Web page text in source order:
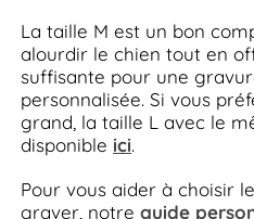
La taille M est un bon
alourdir le chien tout en
suffisante pour une
personnalisée. Si vous
grand, la taille L avec le
disponible ici.
Pour vous aider à choisir
graver, notre guide